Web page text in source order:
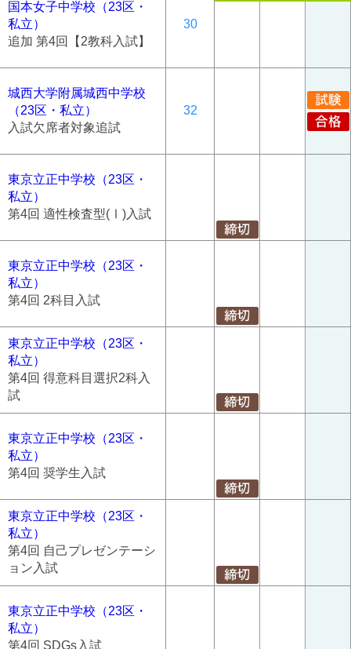
国本女子中学校（23区・
私立）
追加 第4回【2教科入試】
30
城西大学附属城西中学校
（23区・私立）
入試欠席者対象追試
32
東京立正中学校（23区・
私立）
第4回 適性検査型(Ⅰ)入試
東京立正中学校（23区・
私立）
第4回 2科目入試
東京立正中学校（23区・
私立）
第4回 得意科目選択2科入
試
東京立正中学校（23区・
私立）
第4回 奨学生入試
東京立正中学校（23区・
私立）
第4回 自己プレゼンテーシ
ョン入試
東京立正中学校（23区・
私立）
第4回 SDGs入試